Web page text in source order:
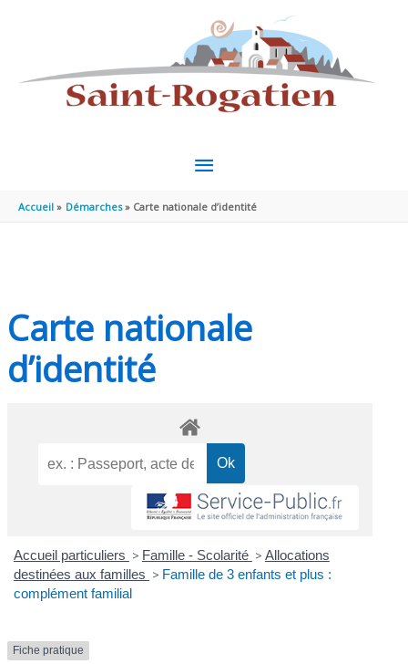
MENU
PRINCIPAL
Accueil Démarches Carte nationale d’identité
Carte nationale
d’identité
Accueil particuliers > Famille - Scolarité > Allocations
destinées aux familles > Famille de 3 enfants et plus :
complément familial
Fiche pratique